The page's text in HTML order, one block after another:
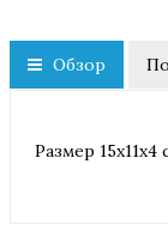
Обзор
Размер 15х11х4